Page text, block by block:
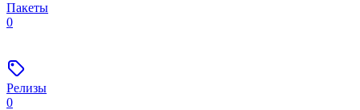
Пакеты
0
Релизы
0